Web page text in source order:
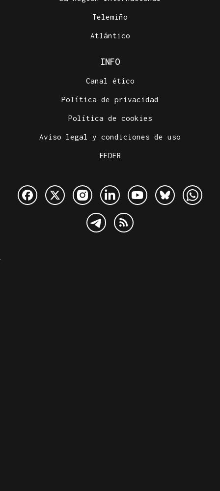
Telemiño
Atlántico
INFO
Canal ético
Política de privacidad
Política de cookies
Aviso legal y condiciones de uso
FEDER